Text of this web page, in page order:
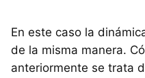
En este caso la
de la misma manera.
anteriormente se trata